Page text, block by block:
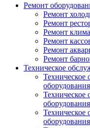
Ремонт
Ремонт
Ремонт
Ремонт
Ремонт
Ремонт
Ремонт
Техническое
Техническое
оборудования
Техническое
оборудования
Техническое
оборудования